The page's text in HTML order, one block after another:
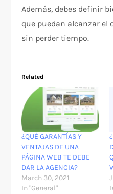
Además, debes definir
que puedan alcanzar el
sin perder tiempo.
Related
¿QUÉ GARANTÍAS Y
VENTAJAS DE UNA
PÁGINA WEB TE DEBE
DAR LA AGENCIA?
March 30, 2021
In "General"